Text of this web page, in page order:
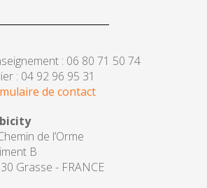
: 06 80 71 50 74
: 04 92 96 95 31
de contact
de l’Orme
B
Grasse - FRANCE